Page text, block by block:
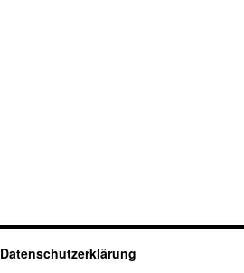
Datenschutz­erklärung